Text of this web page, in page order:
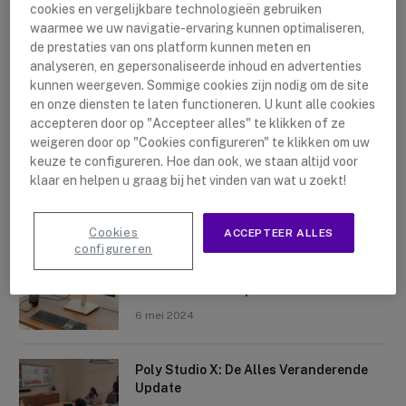
Nieuwste artikelen
Logitech Sight: De Tafelcamera Voor
Crosscall X-Space: Transformeer Je
6 mei 2024
Poly Studio X: De Alles Veranderende
Update
cookies en vergelijkbare technologieën gebruiken
waarmee we uw navigatie-ervaring kunnen optimaliseren,
de prestaties van ons platform kunnen meten en
analyseren, en gepersonaliseerde inhoud en advertenties
kunnen weergeven. Sommige cookies zijn nodig om de site
en onze diensten te laten functioneren. U kunt alle cookies
accepteren door op "Accepteer alles" te klikken of ze
weigeren door op "Cookies configureren" te klikken om uw
keuze te configureren. Hoe dan ook, we staan altijd voor
klaar en helpen u graag bij het vinden van wat u zoekt!
ACCEPTEER ALLES
Cookies
configureren